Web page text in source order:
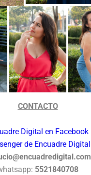
CONTACTO
Digital en Facebook
de Encuadre Digital
5521840708